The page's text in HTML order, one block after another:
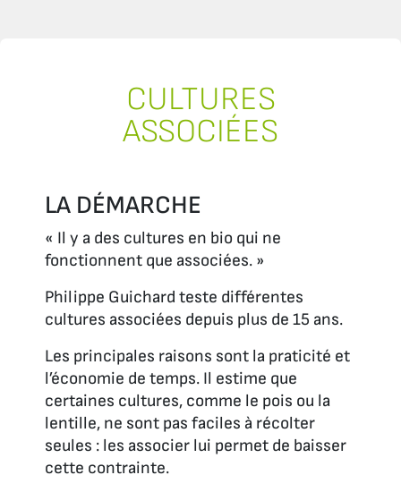
CULTURES
ASSOCIÉES
LA DÉMARCHE
« Il y a des cultures en bio qui ne
fonctionnent que associées. »
Philippe Guichard teste différentes
cultures associées depuis plus de 15 ans.
Les principales raisons sont la praticité et
l’économie de temps. Il estime que
certaines cultures, comme le pois ou la
lentille, ne sont pas faciles à récolter
seules : les associer lui permet de baisser
cette contrainte.